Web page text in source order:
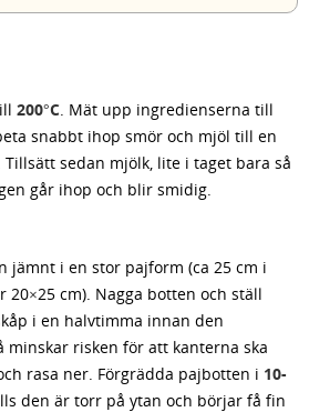
200°C. Mät upp ingredienserna till
snabbt ihop smör och mjöl till en
Tillsätt sedan mjölk, lite i taget bara så
går ihop och blir smidig.
jämnt i en stor pajform (ca 25 cm i
20×25 cm). Nagga botten och ställ
i en halvtimma innan den
minskar risken för att kanterna ska
rasa ner. Förgrädda pajbotten i 10-
den är torr på ytan och börjar få fin